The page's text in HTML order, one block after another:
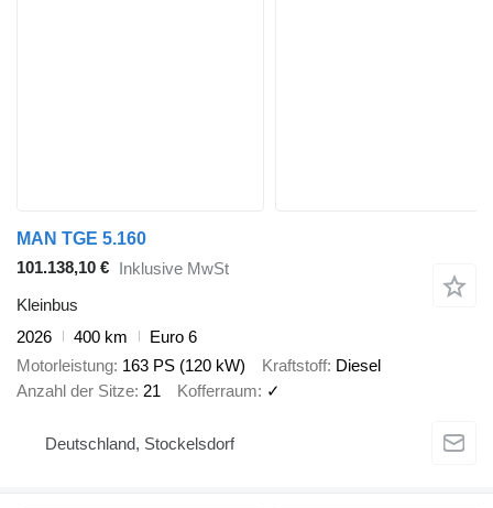
MAN TGE 5.160
101.138,10 € Inklusive MwSt
Kleinbus
2026
400 km
Euro 6
Motorleistung 163 PS (120 kW) Kraftstoff Diesel
Anzahl der Sitze 21 Kofferraum ✓
Deutschland, Stockelsdorf